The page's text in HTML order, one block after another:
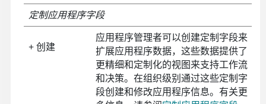
定制应用程序字段
+ 创建
应用程序管理者可以创建定制字段来
扩展应用程序数据，这些数据提供了
更精细和定制化的视图来支持工作流
和决策。在组织级别通过这些定制字
段创建和修改应用程序信息。有关更